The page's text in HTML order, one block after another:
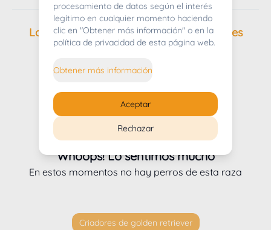
Los Golden retriever de nuestros criadores
Whoops! Lo sentimos mucho
En estos momentos no hay perros de esta raza
Criadores de golden retriever
procesamiento de datos según el interés
legítimo en cualquier momento haciendo
clic en "Obtener más información" o en la
política de privacidad de esta página web.
Obtener más información
Rechazar
Aceptar